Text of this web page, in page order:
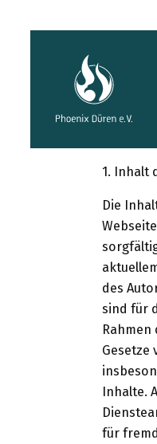
1. Inhalt
Die
des
sind für
Rahmen
Gesetze
Inhalte.
für